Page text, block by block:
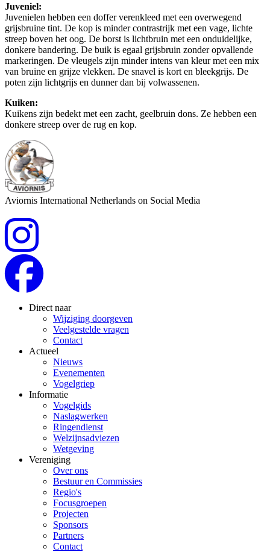
Juveniel:
Juvenielen hebben een doffer verenkleed met een overwegend
grijsbruine tint. De kop is minder contrastrijk met een vage, lichte
streep boven het oog. De borst is lichtbruin met een onduidelijke,
donkere bandering. De buik is egaal grijsbruin zonder opvallende
markeringen. De vleugels zijn minder intens van kleur met een mix
van bruine en grijze vlekken. De snavel is kort en bleekgrijs. De
poten zijn lichtgrijs en dunner dan bij volwassenen.
Kuiken:
Kuikens zijn bedekt met een zacht, geelbruin dons. Ze hebben een
donkere streep over de rug en kop.
Aviornis International Netherlands on Social Media
Direct naar
Wijziging doorgeven
Veelgestelde vragen
Contact
Actueel
Nieuws
Evenementen
Vogelgriep
Informatie
Vogelgids
Naslagwerken
Ringendienst
Welzijnsadviezen
Wetgeving
Vereniging
Over ons
Bestuur en Commissies
Regio's
Focusgroepen
Projecten
Sponsors
Partners
Contact